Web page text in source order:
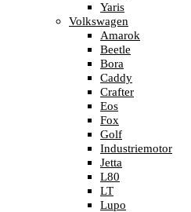
Yaris
Volkswagen
Amarok
Beetle
Bora
Caddy
Crafter
Eos
Fox
Golf
Industriemotor
Jetta
L80
LT
Lupo